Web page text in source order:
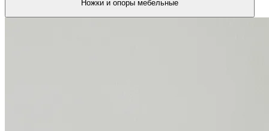
Ножки и опоры мебельные